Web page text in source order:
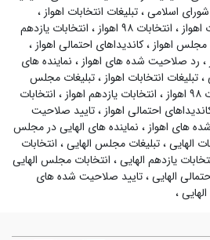
اسلامی،تبلیغات انتخابات اهواز ،
اهواز ، انتخابات ۹۸ اهواز ، انتخابات یازدهم
مجلس اهواز ،کاندیداهای احتمالی اهواز ،
، رد صلاحیت شده های اهواز ، نماینده های
،تبلیغات انتخابات اهواز ،تبلیغات مجلس
، انتخابات یازدهم اهواز ، انتخابات
احتمالی اهواز ،تایید صلاحیت
های اهواز ، نماینده های الهایی در مجلس
الهایی،تبلیغات مجلس الهایی، انتخابات
یازدهم الهایی، انتخابات مجلس الهایی
الهایی،تایید صلاحیت شده های
،